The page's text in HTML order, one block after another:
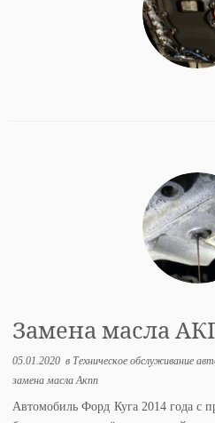
Замена масла
05.01.2020 в Техническое обслуживание
замена масла Акпп
Автомобиль Форд Куга 2014 года с